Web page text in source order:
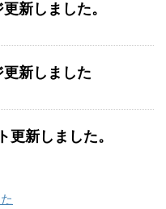
新しました。
新しました
更新しました。